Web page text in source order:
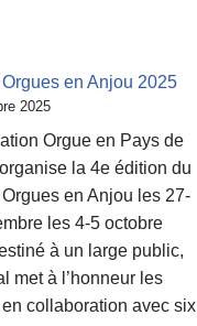
en Anjou 2025
2025
Orgue en Pays de
la 4e édition du
en Anjou les 27-
les 4-5 octobre
à un large public,
met à l’honneur les
collaboration avec six